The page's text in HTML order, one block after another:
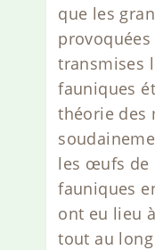
que les
transmises
fauniques
théorie des
les œufs de
fauniques
ont eu lieu
tout au